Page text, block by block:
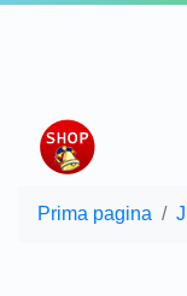
Prima pagina